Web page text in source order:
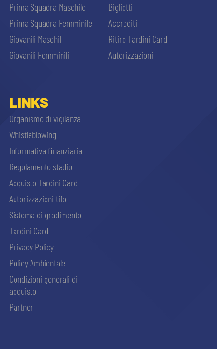
Prima Squadra Maschile
Prima Squadra Femminile
Giovanili Maschili
Giovanili Femminili
Biglietti
Accrediti
Ritiro Tardini Card
Autorizzazioni
LINKS
Organismo di vigilanza
Whistleblowing
Informativa finanziaria
Regolamento stadio
Acquisto Tardini Card
Autorizzazioni tifo
Sistema di gradimento
Tardini Card
Privacy Policy
Policy Ambientale
Condizioni generali di
acquisto
Partner